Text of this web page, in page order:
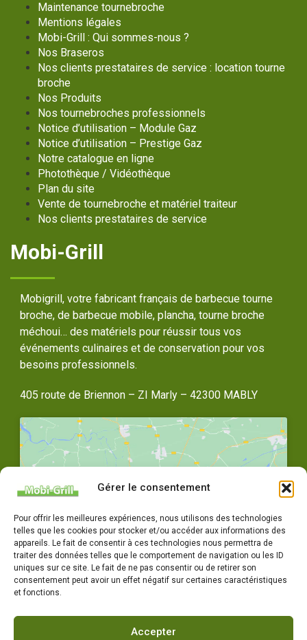
Gérer le consentement
Pour offrir les meilleures expériences, nous utilisons des technologies
telles que les cookies pour stocker et/ou accéder aux informations des
appareils. Le fait de consentir à ces technologies nous permettra de
traiter des données telles que le comportement de navigation ou les ID
uniques sur ce site. Le fait de ne pas consentir ou de retirer son
consentement peut avoir un effet négatif sur certaines caractéristiques
et fonctions.
Accepter
Maintenance tournebroche
Mentions légales
Mobi-Grill : Qui sommes-nous ?
Nos Braseros
Nos clients prestataires de service : location tourne
broche
Nos Produits
Nos tournebroches professionnels
Notice d’utilisation – Module Gaz
Notice d’utilisation – Prestige Gaz
Notre catalogue en ligne
Photothèque / Vidéothèque
Plan du site
Vente de tournebroche et matériel traiteur
Nos clients prestataires de service
Mobi-Grill
Mobigrill, votre fabricant français de barbecue tourne
broche, de barbecue mobile, plancha, tourne broche
méchoui… des matériels pour réussir tous vos
événements culinaires et de conservation pour vos
besoins professionnels.
405 route de Briennon – ZI Marly – 42300 MABLY
marketing et activer ce contenu